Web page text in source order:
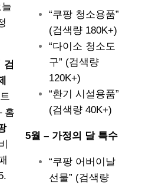
검
홈
“쿠팡 청소용품”
(검색량 180K+)
“다이소 청소도
구” (검색량
120K+)
“환기 시설용품”
(검색량 40K+)
5월 – 가정의 달 특수
“쿠팡 어버이날
선물” (검색량